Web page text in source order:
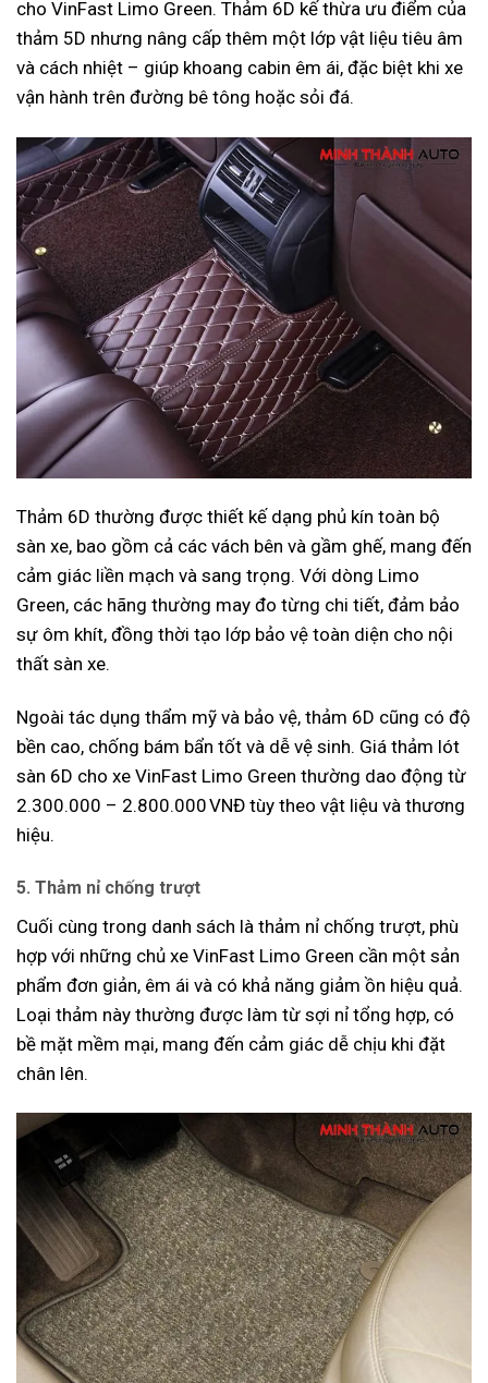
cho VinFast Limo Green. Thảm 6D kế thừa ưu điểm của
thảm 5D nhưng nâng cấp thêm một lớp vật liệu tiêu âm
và cách nhiệt – giúp khoang cabin êm ái, đặc biệt khi xe
vận hành trên đường bê tông hoặc sỏi đá.
Thảm 6D thường được thiết kế dạng phủ kín toàn bộ
sàn xe, bao gồm cả các vách bên và gầm ghế, mang đến
cảm giác liền mạch và sang trọng. Với dòng Limo
Green, các hãng thường may đo từng chi tiết, đảm bảo
sự ôm khít, đồng thời tạo lớp bảo vệ toàn diện cho nội
thất sàn xe.
Ngoài tác dụng thẩm mỹ và bảo vệ, thảm 6D cũng có độ
bền cao, chống bám bẩn tốt và dễ vệ sinh. Giá thảm lót
sàn 6D cho xe VinFast Limo Green thường dao động từ
2.300.000 – 2.800.000 VNĐ tùy theo vật liệu và thương
hiệu.
5. Thảm nỉ chống trượt
Cuối cùng trong danh sách là thảm nỉ chống trượt, phù
hợp với những chủ xe VinFast Limo Green cần một sản
phẩm đơn giản, êm ái và có khả năng giảm ồn hiệu quả.
Loại thảm này thường được làm từ sợi nỉ tổng hợp, có
bề mặt mềm mại, mang đến cảm giác dễ chịu khi đặt
chân lên.